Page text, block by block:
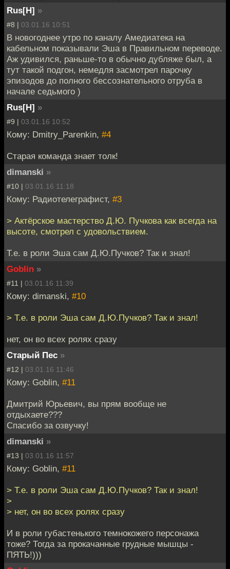
Rus[H] »
#8 | 03.01.16 10:51
В новогоднее утро по каналу Амедиатека на
кабельном показывали Эша в Правильном переводе.
Аж удивился, раньше-то в обычно дубляже был, а
тут такой подгон, немедля засмотрел парочку
эпизодов до полного бессознательного отруба в
начале седьмого )
Rus[H] »
#9 | 03.01.16 10:52
Кому: Dmitry_Parenkin, #4
Старая команда знает толк!
dimanski »
#10 | 03.01.16 11:18
Кому: Радиотелеграфист, #3
> Актёрское мастерство Д.Ю. Пучкова как всегда на
высоте, смотрел с удовольствием.
Т.е. в роли Эша сам Д.Ю.Пучков? Так и знал!
Goblin »
#11 | 03.01.16 11:39
Кому: dimanski, #10
> Т.е. в роли Эша сам Д.Ю.Пучков? Так и знал!
нет, он во всех ролях сразу
Старый Пес »
#12 | 03.01.16 11:46
Кому: Goblin, #11
Дмитрий Юрьевич, вы прям вообще не
отдыхаете???
Спасибо за озвучку!
dimanski »
#13 | 03.01.16 11:57
Кому: Goblin, #11
> Т.е. в роли Эша сам Д.Ю.Пучков? Так и знал!
>
> нет, он во всех ролях сразу
И в роли губастенького темнокожего персонажа
тоже? Тогда за прокачанные грудные мышцы -
ПЯТЬ!)))